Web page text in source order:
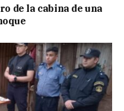
de la cabina de una